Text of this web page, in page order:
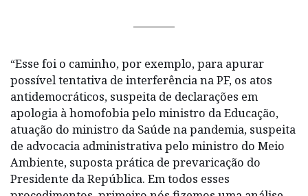
“Esse foi o caminho, por exemplo, para apurar
possível tentativa de interferência na PF, os atos
antidemocráticos, suspeita de declarações em
apologia à homofobia pelo ministro da Educação,
atuação do ministro da Saúde na pandemia, suspeita
de advocacia administrativa pelo ministro do Meio
Ambiente, suposta prática de prevaricação do
Presidente da República. Em todos esses